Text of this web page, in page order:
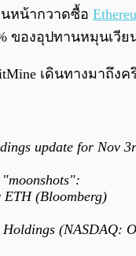
หน้ากวาดซื้อ
ของอุปทานหมุนเ
เดินทางมาถึ
update for Nov
(Bloomberg)
(NASDAQ: